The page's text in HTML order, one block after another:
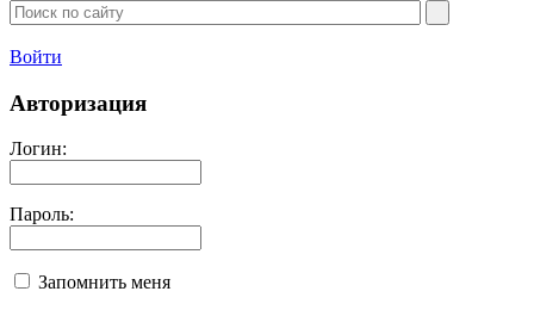
Войти
Авторизация
Логин:
Пароль:
Запомнить меня